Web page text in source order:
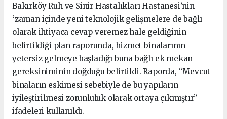
Bakırköy Ruh ve Sinir Hastalıkları Hastanesi’nin
‘zaman içinde yeni teknolojik gelişmelere de bağlı
olarak ihtiyaca cevap veremez hale geldiğinin
belirtildiği plan raporunda, hizmet binalarının
yetersiz gelmeye başladığı buna bağlı ek mekan
gereksiniminin doğduğu belirtildi. Raporda, “Mevcut
binaların eskimesi sebebiyle de bu yapıların
iyileştirilmesi zorunluluk olarak ortaya çıkmıştır”
ifadeleri kullanıldı.